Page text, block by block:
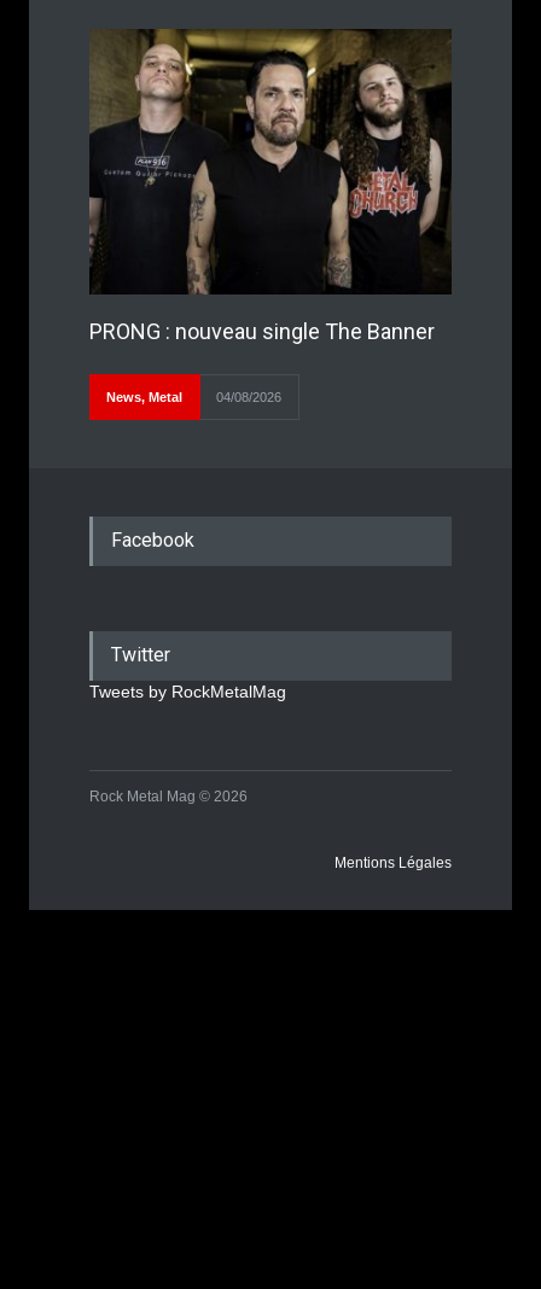
PRONG : nouveau single The Banner
News, Metal 04/08/2026
Facebook
Twitter
Tweets by RockMetalMag
Rock Metal Mag © 2026
Mentions Légales